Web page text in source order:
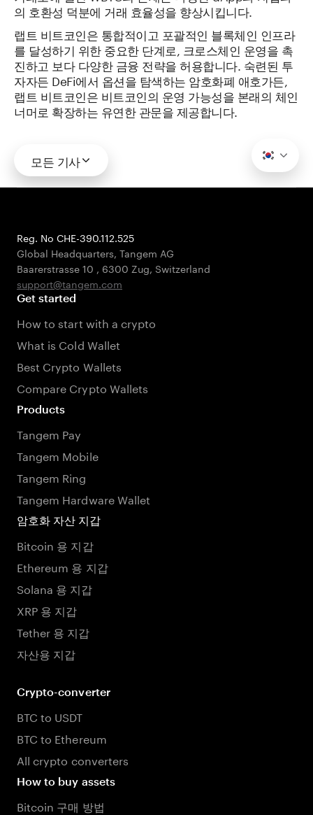
의 호환성 덕분에 거래 효율성을 향상시킵니다.
랩트 비트코인은 통합적이고 포괄적인 블록체인 인프라
를 달성하기 위한 중요한 단계로, 크로스체인 운영을 촉
진하고 보다 다양한 금융 전략을 허용합니다. 숙련된 투
자자든 DeFi에서 옵션을 탐색하는 암호화폐 애호가든,
랩트 비트코인은 비트코인의 운영 가능성을 본래의 체인
너머로 확장하는 유연한 관문을 제공합니다.
모든 기사
Reg. No CHE-390.112.525
Global Headquarters, Tangem AG
Baarerstrasse 10 , 6300 Zug, Switzerland
support@tangem.com
Get started
How to start with a crypto
What is Cold Wallet
Best Crypto Wallets
Compare Crypto Wallets
Products
Tangem Pay
Tangem Mobile
Tangem Ring
Tangem Hardware Wallet
암호화 자산 지갑
Bitcoin 용 지갑
Ethereum 용 지갑
Solana 용 지갑
XRP 용 지갑
Tether 용 지갑
자산용 지갑
Crypto-converter
BTC to USDT
BTC to Ethereum
All crypto converters
How to buy assets
Bitcoin 구매 방법